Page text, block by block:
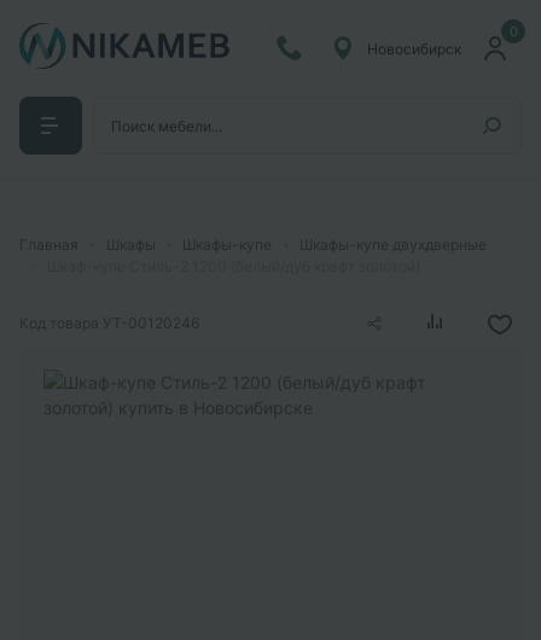
0
Новосибирск
Главная Шкафы Шкафы-купе
Шкафы-купе двухдверные
Код товара УТ-00120246